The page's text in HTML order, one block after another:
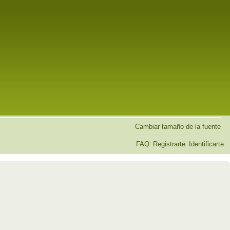
Cambiar tamaño de la fuente
FAQ Registrarte Identificarte